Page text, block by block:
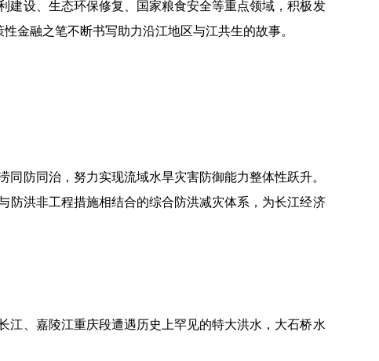
建设、生态环保修复、国家粮食安全等重点领域，积极发
金融之笔不断书写助力沿江地区与江共生的故事。
防同治，努力实现流域水旱灾害防御能力整体性跃升。
防洪非工程措施相结合的综合防洪减灾体系，为长江经济
江、嘉陵江重庆段遭遇历史上罕见的特大洪水，大石桥水